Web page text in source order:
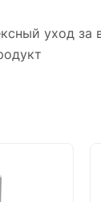
уход